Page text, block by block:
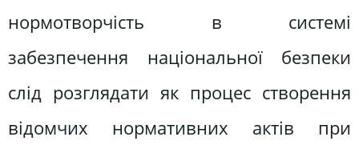
нормотворчість в системі
забезпечення національної безпеки
слід розглядати як процес створення
відомчих нормативних актів при